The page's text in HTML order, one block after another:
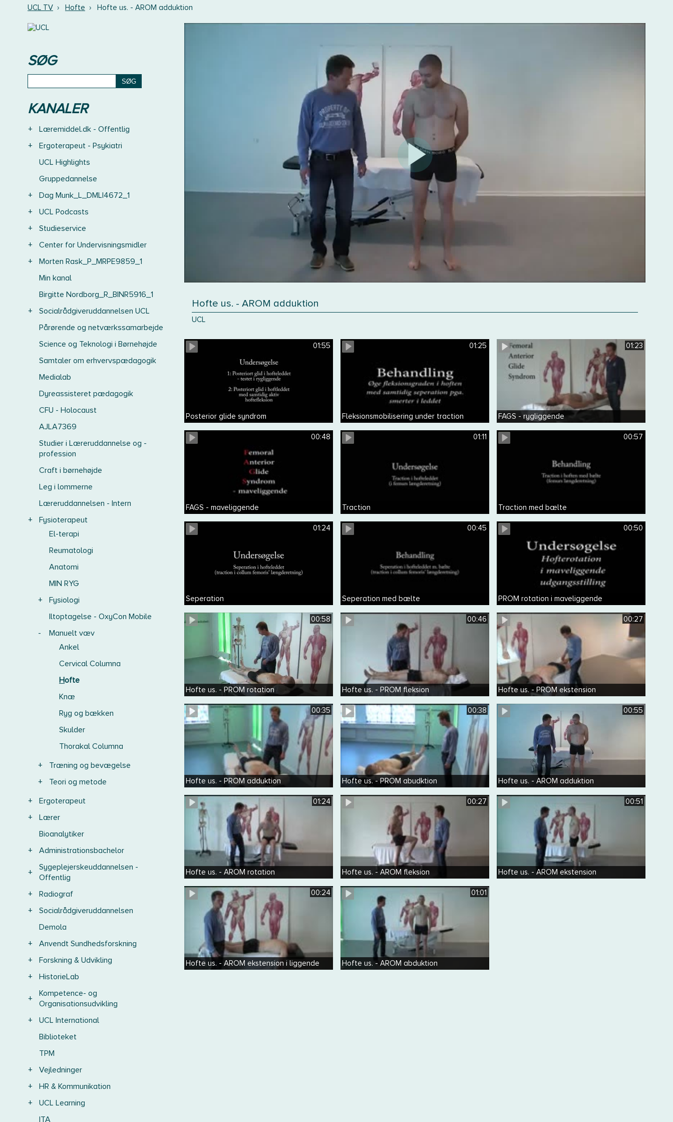
UCL TV › Hofte › Hofte us. - AROM adduktion
SØG
KANALER
+
Læremiddel.dk - Offentlig
+
Ergoterapeut - Psykiatri
UCL Highlights
Gruppedannelse
+
Dag Munk_L_DMLI4672_1
+
UCL Podcasts
+
Studieservice
+
Center for Undervisningsmidler
+
Morten Rask_P_MRPE9859_1
Min kanal
Birgitte Nordborg_R_BINR5916_1
+
Socialrådgiveruddannelsen UCL
Pårørende og netværkssamarbejde
Science og Teknologi i Børnehøjde
Samtaler om erhvervspædagogik
Medialab
Dyreassisteret pædagogik
CFU - Holocaust
AJLA7369
Studier i Læreruddannelse og -
profession
Craft i børnehøjde
Leg i lommerne
Læreruddannelsen - Intern
+
Fysioterapeut
El-terapi
Reumatologi
Anatomi
MIN RYG
+
Fysiologi
Iltoptagelse - OxyCon Mobile
-
Manuelt væv
Ankel
Cervical Columna
Hofte
Knæ
Ryg og bækken
Skulder
Thorakal Columna
+
Træning og bevægelse
+
Teori og metode
+
Ergoterapeut
+
Lærer
Bioanalytiker
+
Administrationsbachelor
+
Sygeplejerskeuddannelsen -
Offentlig
+
Radiograf
+
Socialrådgiveruddannelsen
Demola
+
Anvendt Sundhedsforskning
+
Forskning & Udvikling
+
HistorieLab
+
Kompetence- og
Organisationsudvikling
+
UCL International
Biblioteket
TPM
+
Vejledninger
+
HR & Kommunikation
+
UCL Learning
ITA
Hofte us. - AROM adduktion
UCL
01:55
Posterior glide syndrom
01:25
Fleksionsmobilisering under traction
01:23
FAGS - rygliggende
00:48
FAGS - maveliggende
01:11
Traction
00:57
Traction med bælte
01:24
Seperation
00:45
Seperation med bælte
00:50
PROM rotation i maveliggende
00:58
Hofte us. - PROM rotation
00:46
Hofte us. - PROM fleksion
00:27
Hofte us. - PROM ekstension
00:35
Hofte us. - PROM adduktion
00:38
Hofte us. - PROM abudktion
00:55
Hofte us. - AROM adduktion
01:24
Hofte us. - AROM rotation
00:27
Hofte us. - AROM fleksion
00:51
Hofte us. - AROM ekstension
00:24
Hofte us. - AROM ekstension i liggende
01:01
Hofte us. - AROM abduktion